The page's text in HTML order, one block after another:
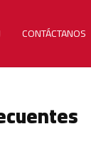
CONTÁCTANOS